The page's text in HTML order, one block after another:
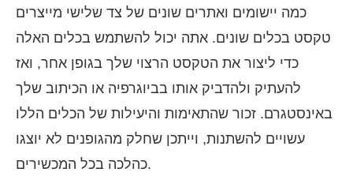
כמה יישומים ואתרים שונים של צד שלישי מייצרים
טקסט בכלים שונים. אתה יכול להשתמש בכלים האלה
כדי ליצור את הטקסט הרצוי שלך בגופן אחר, ואז
להעתיק ולהדביק אותו בביוגרפיה או הכיתוב שלך
באינסטגרם. זכור שהתאימות והיעילות של הכלים הללו
עשויים להשתנות, וייתכן שחלק מהגופנים לא יוצגו
כהלכה בכל המכשירים.